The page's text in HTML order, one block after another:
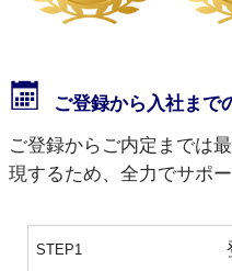
ご登録から入社まで
ご登録からご内定までは
現するため、全力でサポ
STEP1